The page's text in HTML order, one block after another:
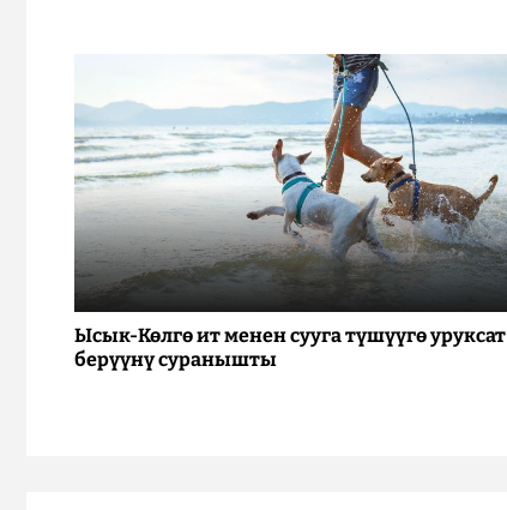
Ысык-Көлгө ит менен сууга түшүүгө уруксат
берүүнү суранышты